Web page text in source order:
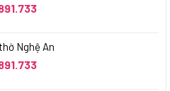
Nghệ An